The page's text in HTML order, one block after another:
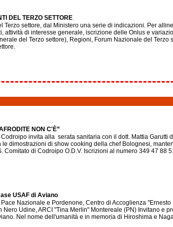
DEL TERZO SETTORE
Terzo settore, dal Ministero una serie di indicazioni. Per
attività di interesse generale, iscrizione delle Onlus e
del Terzo settore), Regioni, Forum Nazionale del
NON C'È”
Codroipo invita alla serata sanitaria con il dott. Mattia
dimostrazioni di show cooking della chef Bolognesi,
Comitato di Codroipo O.D.V. Iscrizioni al numero 349 47
USAF di Aviano
Pace Nazionale e Pordenone, Centro di Accoglienza
Nero Udine, ARCI "Tina Merlin" Montereale (PN) Invitano e
Nel nome dell'umanità e in memoria di Hiroshima e